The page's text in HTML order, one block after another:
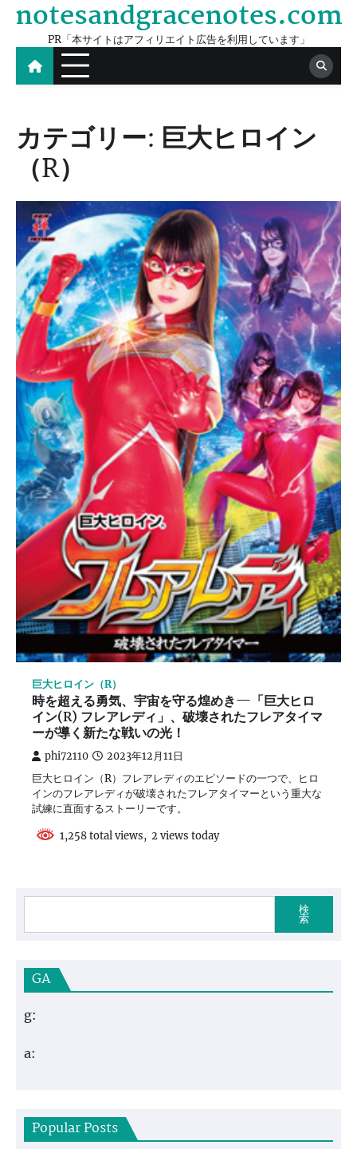
Skip
content
notesandgracenotes.com
PR「本サイトはアフィリエイト広告を利用しています」
カテゴリー: 巨大ヒロイン
（R）
巨大ヒロイン（R）
時を超える勇気、宇宙を守る煌めき—「巨大ヒロ
イン(R) フレアレディ」、破壊されたフレアタイマ
ーが導く新たな戦いの光！
phi72110 2023年12月11日
巨大ヒロイン（R）フレアレディのエピソードの一つで、ヒロ
インのフレアレディが破壊されたフレアタイマーという重大な
試練に直面するストーリーです。
1,258 total views, 2 views today
検
索
GA
g:
a:
Popular Posts